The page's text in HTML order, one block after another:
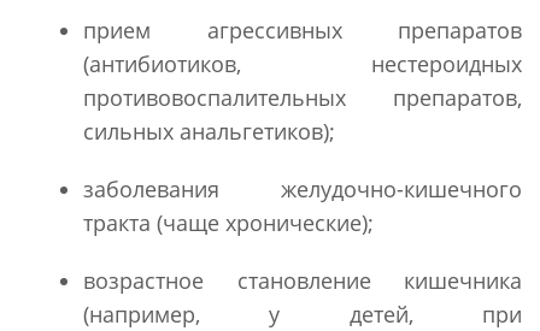
прием агрессивных препаратов
(антибиотиков, нестероидных
противовоспалительных препаратов,
сильных анальгетиков);
заболевания желудочно-кишечного
тракта (чаще хронические);
возрастное становление кишечника
(например, у детей, при